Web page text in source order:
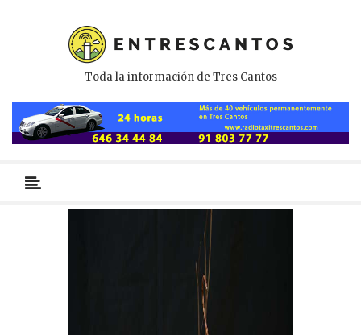
Toda la información de Tres Cantos
primario